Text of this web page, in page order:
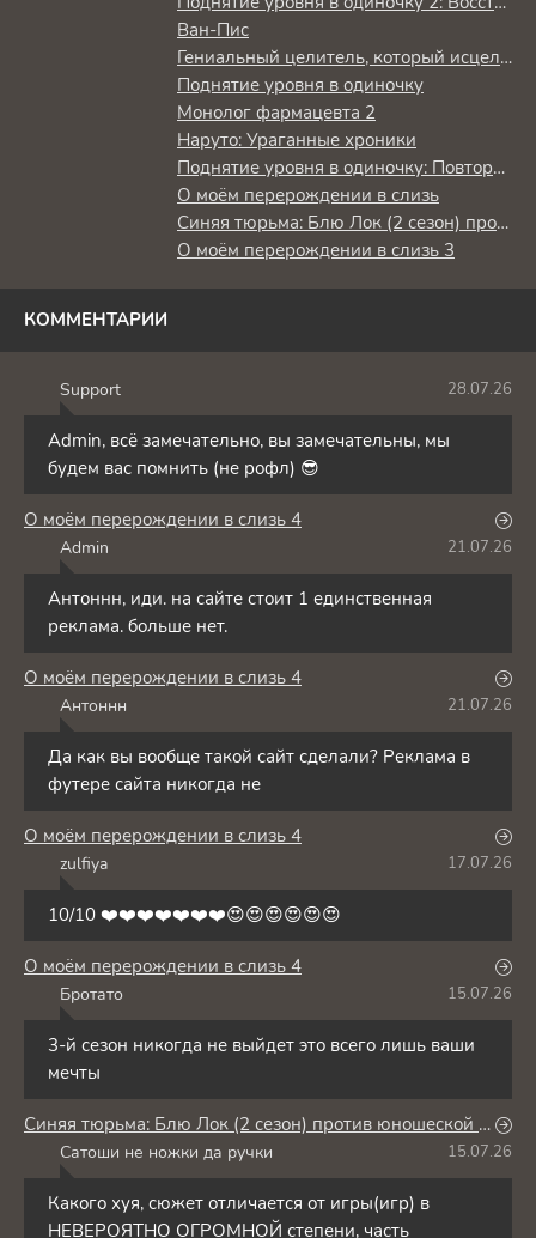
Ван-Пис
Гениальный целитель, который исцелял в одно мгновение, но был изгнан как бесполезный, теперь наслаждается жизнью в качестве тёмного целителя
Поднятие уровня в одиночку
Монолог фармацевта 2
Наруто: Ураганные хроники
Поднятие уровня в одиночку: Повторное пробуждение
О моём перерождении в слизь
Синяя тюрьма: Блю Лок (2 сезон) против юношеской сборной Японии
О моём перерождении в слизь 3
КОММЕНТАРИИ
Support 28.07.26
Admin, всё замечательно, вы замечательны, мы
будем вас помнить (не рофл) 😎
О моём перерождении в слизь 4
Admin 21.07.26
Антоннн, иди. на сайте стоит 1 единственная
реклама. больше нет.
О моём перерождении в слизь 4
Антоннн 21.07.26
Да как вы вообще такой сайт сделали? Реклама в
футере сайта никогда не
О моём перерождении в слизь 4
zulfiya 17.07.26
10/10 ❤️❤️❤️❤️❤️❤️❤️😍😍😍😍😍😍
О моём перерождении в слизь 4
Бротато 15.07.26
3-й сезон никогда не выйдет это всего лишь ваши
мечты
Синяя тюрьма: Блю Лок (2 сезон) против юношеской сборной Японии
Сатоши не ножки да ручки 15.07.26
Какого хуя, сюжет отличается от игры(игр) в
НЕВЕРОЯТНО ОГРОМНОЙ степени, часть